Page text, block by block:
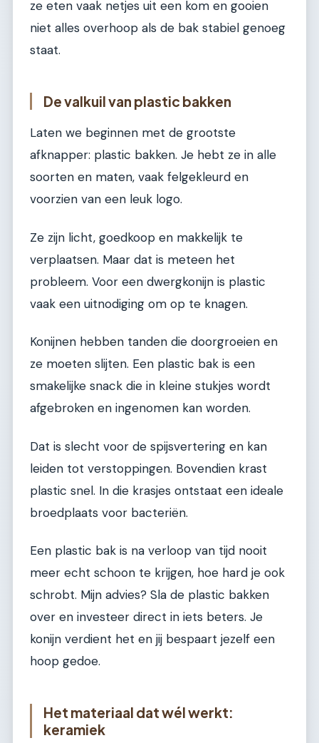
ze eten vaak netjes uit een kom en gooien
niet alles overhoop als de bak stabiel genoeg
staat.
De valkuil van plastic bakken
Laten we beginnen met de grootste
afknapper: plastic bakken. Je hebt ze in alle
soorten en maten, vaak felgekleurd en
voorzien van een leuk logo.
Ze zijn licht, goedkoop en makkelijk te
verplaatsen. Maar dat is meteen het
probleem. Voor een dwergkonijn is plastic
vaak een uitnodiging om op te knagen.
Konijnen hebben tanden die doorgroeien en
ze moeten slijten. Een plastic bak is een
smakelijke snack die in kleine stukjes wordt
afgebroken en ingenomen kan worden.
Dat is slecht voor de spijsvertering en kan
leiden tot verstoppingen. Bovendien krast
plastic snel. In die krasjes ontstaat een ideale
broedplaats voor bacteriën.
Een plastic bak is na verloop van tijd nooit
meer echt schoon te krijgen, hoe hard je ook
schrobt. Mijn advies? Sla de plastic bakken
over en investeer direct in iets beters. Je
konijn verdient het en jij bespaart jezelf een
hoop gedoe.
Het materiaal dat wél werkt:
keramiek